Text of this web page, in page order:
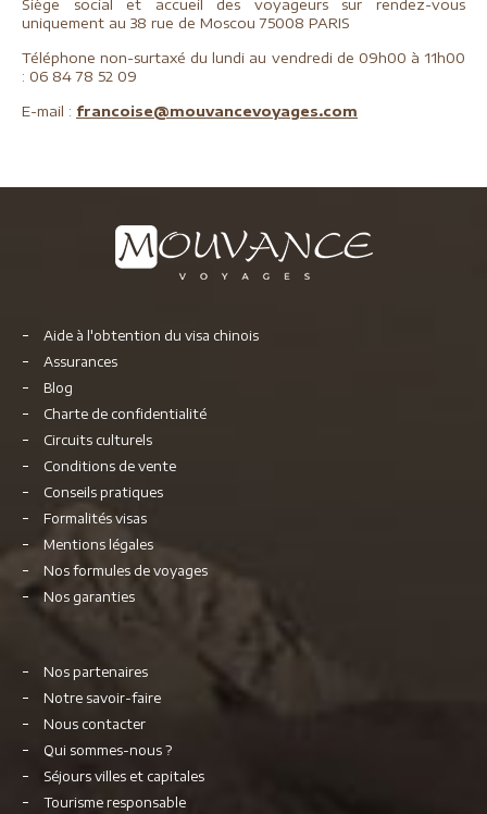
Siège social et accueil des voyageurs sur rendez-vous
uniquement au 38 rue de Moscou 75008 PARIS
Téléphone non-surtaxé du lundi au vendredi de 09h00 à 11h00
: 06 84 78 52 09
E-mail : francoise@mouvancevoyages.com
Aide à l'obtention du visa chinois
Assurances
Blog
Charte de confidentialité
Circuits culturels
Conditions de vente
Conseils pratiques
Formalités visas
Mentions légales
Nos formules de voyages
Nos garanties
Nos partenaires
Notre savoir-faire
Nous contacter
Qui sommes-nous ?
Séjours villes et capitales
Tourisme responsable